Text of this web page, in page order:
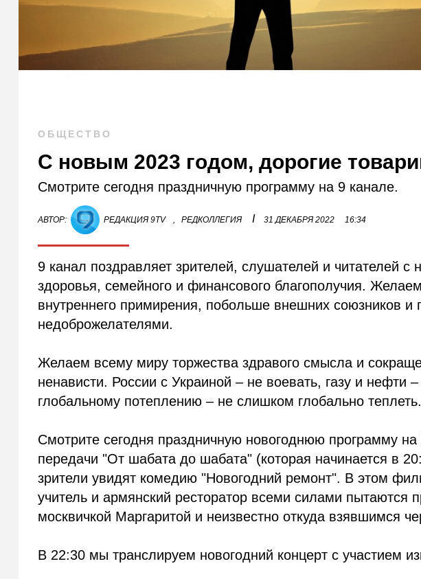
ОБЩЕСТВО
С новым 2023 годом, дорогие
Смотрите сегодня праздничную программу на 9 канале.
АВТОР: РЕДАКЦИЯ 9TV , РЕДКОЛЛЕГИЯ I 31 ДЕКАБРЯ 2022 16:34
9 канал поздравляет зрителей, слушателей и читателей
здоровья, семейного и финансового благополучия.
внутреннего примирения, побольше внешних союзников и
недоброжелателями.
Желаем всему миру торжества здравого смысла и
ненависти. России с Украиной – не воевать, газу и нефти
глобальному потеплению – не слишком глобально теплеть.
Смотрите сегодня праздничную новогоднюю программу
передачи "От шабата до шабата" (которая начинается в
зрители увидят комедию "Новогодний ремонт". В этом
учитель и армянский ресторатор всеми силами пытаются
москвичкой Маргаритой и неизвестно откуда взявшимся
В 22:30 мы транслируем новогодний концерт с участием